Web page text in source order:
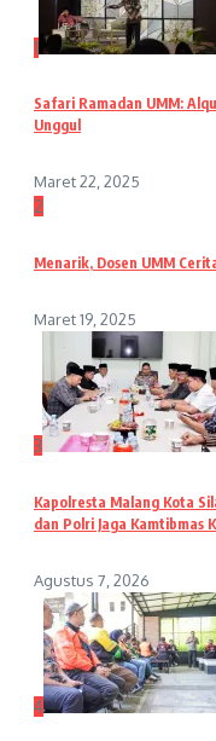
1
Safari Ramadan UMM:
Unggul
Maret 22, 2025
2
Menarik, Dosen UMM
Maret 19, 2025
3
Kapolresta Malang Kota
dan Polri Jaga Kamtibmas
Agustus 7, 2026
4